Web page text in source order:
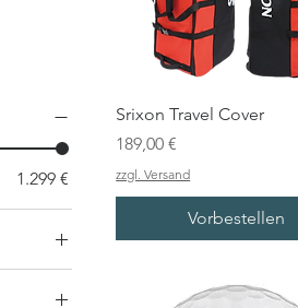
1.299 €
Srixon Travel Cover
Preis
189,00 €
zzgl. Versand
Vorbestellen